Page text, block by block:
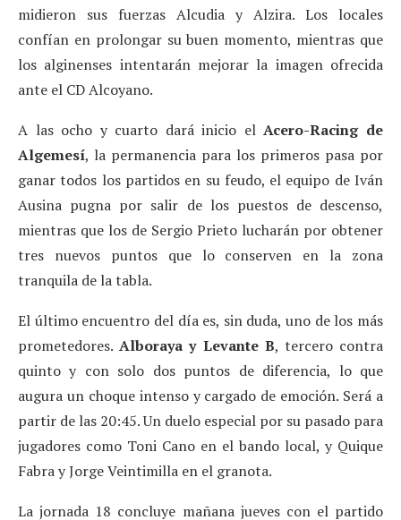
midieron sus fuerzas Alcudia y Alzira. Los locales
confían en prolongar su buen momento, mientras que
los alginenses intentarán mejorar la imagen ofrecida
ante el CD Alcoyano.
A las ocho y cuarto dará inicio elAcero-Racing de
Algemesí, la permanencia para los primeros pasa por
ganar todos los partidos en su feudo, el equipo de Iván
Ausina pugna por salir de los puestos de descenso,
mientras que los de Sergio Prieto lucharán por obtener
tres nuevos puntos que lo conserven en la zona
tranquila de la tabla.
El último encuentro del día es, sin duda, uno de los más
prometedores.Alboraya y Levante B, tercero contra
quinto y con solo dos puntos de diferencia, lo que
augura un choque intenso y cargado de emoción. Será a
partir de las 20:45. Un duelo especial por su pasado para
jugadores como Toni Cano en el bando local, y Quique
Fabra y Jorge Veintimilla en el granota.
La jornada 18 concluye mañana jueves con el partido